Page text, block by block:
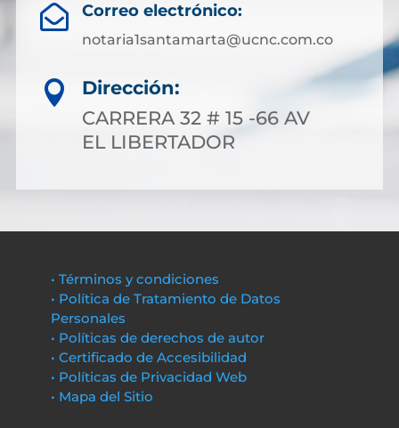
 Correo electrónico:
notaria1santamarta@ucnc.com.co

Dirección:
CARRERA 32 # 15 -66 AV
EL LIBERTADOR
• Términos y condiciones
• Política de Tratamiento de Datos
Personales
• Políticas de derechos de autor
• Certificado de Accesibilidad
• Políticas de Privacidad Web
• Mapa del Sitio